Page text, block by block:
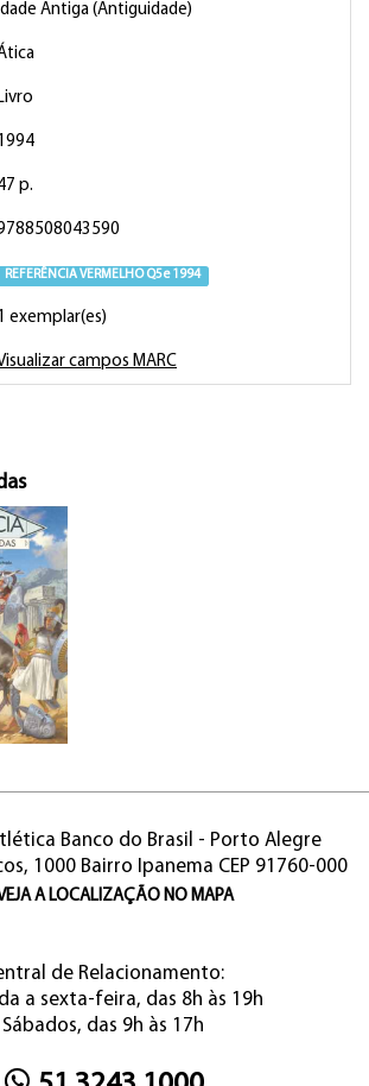
Antiga (Antiguidade)
1994
p.
REFERÊNCIA VERMELHO Q5e 1994
1 exemplar(es)
campos MARC
Banco do Brasil - Porto Alegre
1000 Bairro Ipanema CEP 91760-000
A LOCALIZAÇÃO NO MAPA
de Relacionamento:
a sexta-feira, das 8h às 19h
Sábados, das 9h às 17h